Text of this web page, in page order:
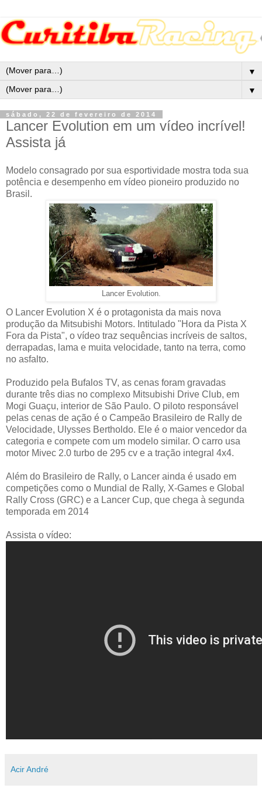
▼
▼
sábado, 22 de fevereiro de 2014
Lancer Evolution em um vídeo incrível!
Assista já
Modelo consagrado por sua esportividade mostra toda sua
potência e desempenho em vídeo pioneiro produzido no
Brasil.
Lancer Evolution.
O Lancer Evolution X é o protagonista da mais nova
produção da Mitsubishi Motors. Intitulado "Hora da Pista X
Fora da Pista", o vídeo traz sequências incríveis de saltos,
derrapadas, lama e muita velocidade, tanto na terra, como
no asfalto.
Produzido pela Bufalos TV, as cenas foram gravadas
durante três dias no complexo Mitsubishi Drive Club, em
Mogi Guaçu, interior de São Paulo. O piloto responsável
pelas cenas de ação é o Campeão Brasileiro de Rally de
Velocidade, Ulysses Bertholdo. Ele é o maior vencedor da
categoria e compete com um modelo similar. O carro usa
motor Mivec 2.0 turbo de 295 cv e a tração integral 4x4.
Além do Brasileiro de Rally, o Lancer ainda é usado em
competições como o Mundial de Rally, X-Games e Global
Rally Cross (GRC) e a Lancer Cup, que chega à segunda
temporada em 2014
Assista o vídeo:
Acir André